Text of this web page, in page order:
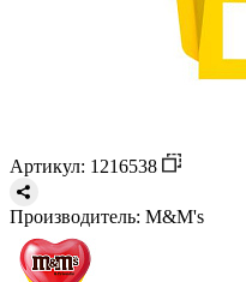
Артикул: 1216538
Производитель: M&M's